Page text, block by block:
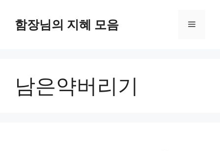
함장님의 지혜 모음 메
남은약버리기